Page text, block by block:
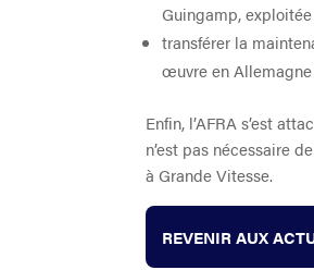
Guingamp,
transférer la
œuvre en
Enfin, l’AFRA s’est
n’est pas nécessaire
à Grande Vitesse.
REVENIR AUX